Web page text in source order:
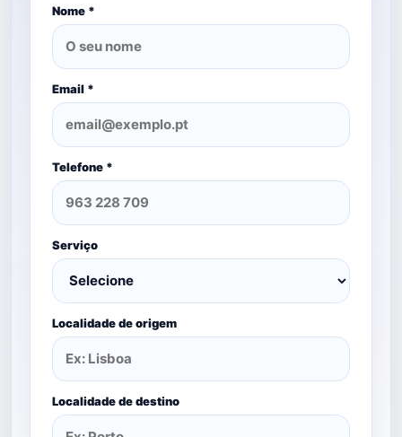
Nome *
Email *
Telefone *
Serviço
Localidade de origem
Localidade de destino